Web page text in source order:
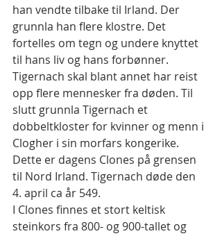
han vendte tilbake til Irland. Der
grunnla han flere klostre. Det
fortelles om tegn og undere knyttet
til hans liv og hans forbønner.
Tigernach skal blant annet har reist
opp flere mennesker fra døden. Til
slutt grunnla Tigernach et
dobbeltkloster for kvinner og menn i
Clogher i sin morfars kongerike.
Dette er dagens Clones på grensen
til Nord Irland. Tigernach døde den
4. april ca år 549.
I Clones finnes et stort keltisk
steinkors fra 800- og 900-tallet og